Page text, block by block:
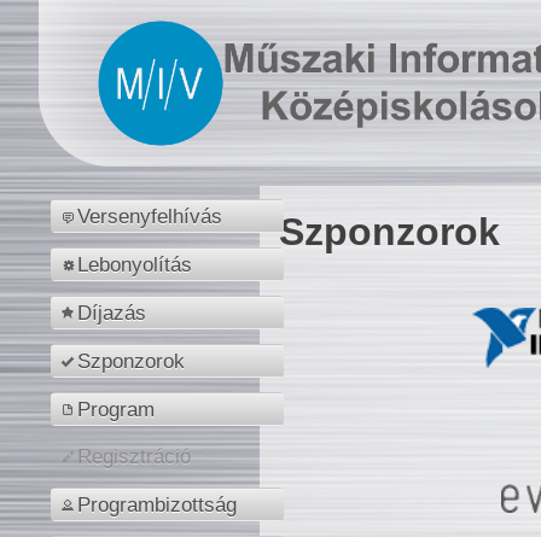
Versenyfelhívás
Lebonyolítás
Díjazás
Szponzorok
Program
Regisztráció
Programbizottság
Szponzorok